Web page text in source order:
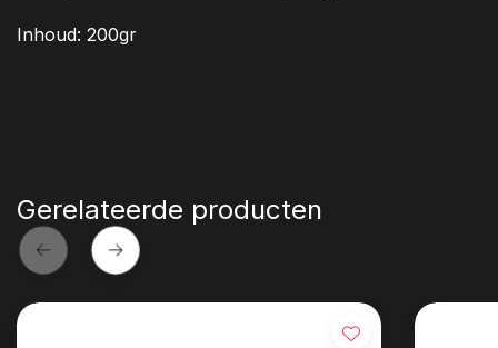
Inhoud: 200gr
Gerelateerde producten